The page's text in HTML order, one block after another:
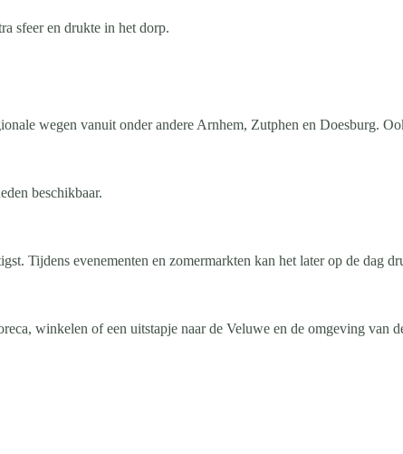
sfeer en drukte in het dorp.
wegen vanuit onder andere Arnhem, Zutphen en Doesburg.
beschikbaar.
Tijdens evenementen en zomermarkten kan het later op de dag
winkelen of een uitstapje naar de Veluwe en de omgeving van